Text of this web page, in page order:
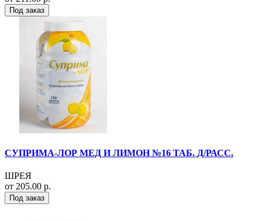
Под заказ
СУПРИМА-ЛОР МЕД И ЛИМОН №16 ТАБ. Д/РАСС.
ШРЕЯ
от 205.00 р.
Под заказ